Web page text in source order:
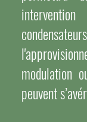
modulation
peuvent